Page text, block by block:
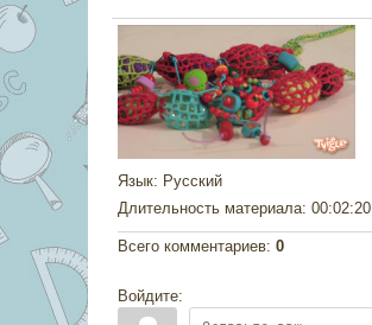
Язык: Русский
Длительность материала: 00:02:20
Всего комментариев: 0
Войдите: